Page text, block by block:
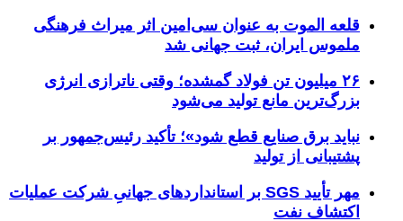
قلعه الموت به عنوان سی‌امین اثر میراث‌ فرهنگی
ملموس ایران، ثبت جهانی شد
۲۶ میلیون تن فولاد گمشده؛ وقتی ناترازی انرژی
بزرگ‌ترین مانع تولید می‌شود
نباید برق صنایع قطع شود»؛ تأکید رئیس‌جمهور بر
پشتیبانی از تولید
مهر تأیید SGS بر استانداردهای جهانیِ شرکت عملیات
اکتشاف نفت